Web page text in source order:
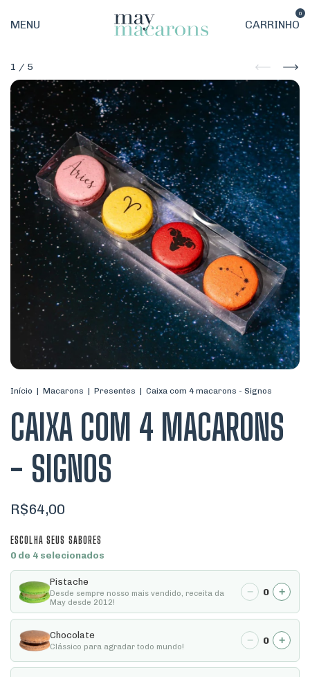
MENU CARRINHO
0
1 / 5
Início | Macarons | Presentes | Caixa com 4 macarons - Signos
CAIXA COM 4 MACARONS
- SIGNOS
R$64,00
ESCOLHA SEUS SABORES
0 de 4 selecionados
Pistache
Desde sempre nosso mais vendido, receita da
May desde 2012!
− 0 +
Chocolate
Clássico para agradar todo mundo!
− 0 +